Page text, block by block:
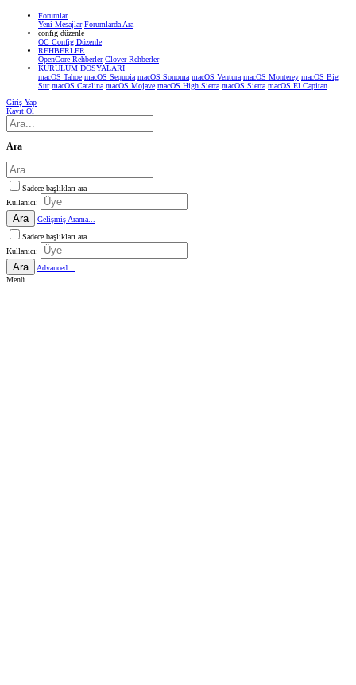
Forumlar
Yeni Mesajlar Forumlarda Ara
confıg düzenle
OC Config Düzenle
REHBERLER
OpenCore Rehberler Clover Rehberler
KURULUM DOSYALARI
macOS Tahoe macOS Sequoia macOS Sonoma macOS Ventura macOS Monterey macOS Big
Sur macOS Catalina macOS Mojave macOS High Sierra macOS Sierra macOS El Capitan
Giriş Yap
Kayıt Ol
Ara
Sadece başlıkları ara
Kullanıcı:
Ara
Gelişmiş Arama...
Sadece başlıkları ara
Kullanıcı:
Ara
Advanced...
Menü